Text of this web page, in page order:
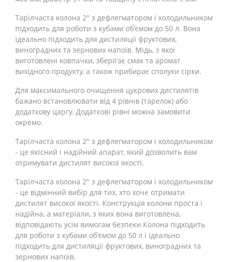
Тарілчаста колона 2" з дефлегматором і холодильником
підходить для роботи з кубами об'ємом до 50 л. Вона
ідеально підходить для дистиляції фруктових,
виноградних та зернових напоїв. Мідь, з якої
виготовлені ковпачки, зберігає смак та аромат
вихідного продукту, а також прибирає сполуки сірки.
Для максимального очищення цукрових дистилятів
бажано встановлювати від 4 рівнів (тарелок) або
додаткову царгу. Додаткові рівні можна замовити
окремо.
Тарілчаста колона 2" з дефлегматором і холодильником
- це якісний і надійний апарат, який дозволить вам
отримувати дистилят високої якості.
Тарілчаста колона 2" з дефлегматором і холодильником
- це відмінний вибір для тих, хто хоче отримати
дистилят високої якості. Конструкція колони проста і
надійна, а матеріали, з яких вона виготовлена,
відповідають усім вимогам безпеки.Колона підходить
для роботи з кубами об'ємом до 50 л і ідеально
підходить для дистиляції фруктових, виноградних та
зернових напоїв.